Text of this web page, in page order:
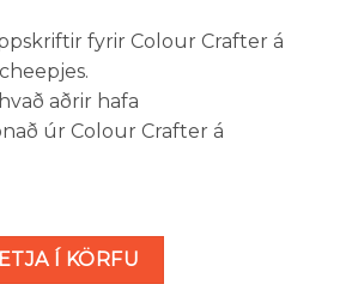
fyrir Colour Crafter á
aðrir hafa
úr Colour Crafter á
- ljósbensínblár (Alphen nr. 1722)
Í KÖRFU